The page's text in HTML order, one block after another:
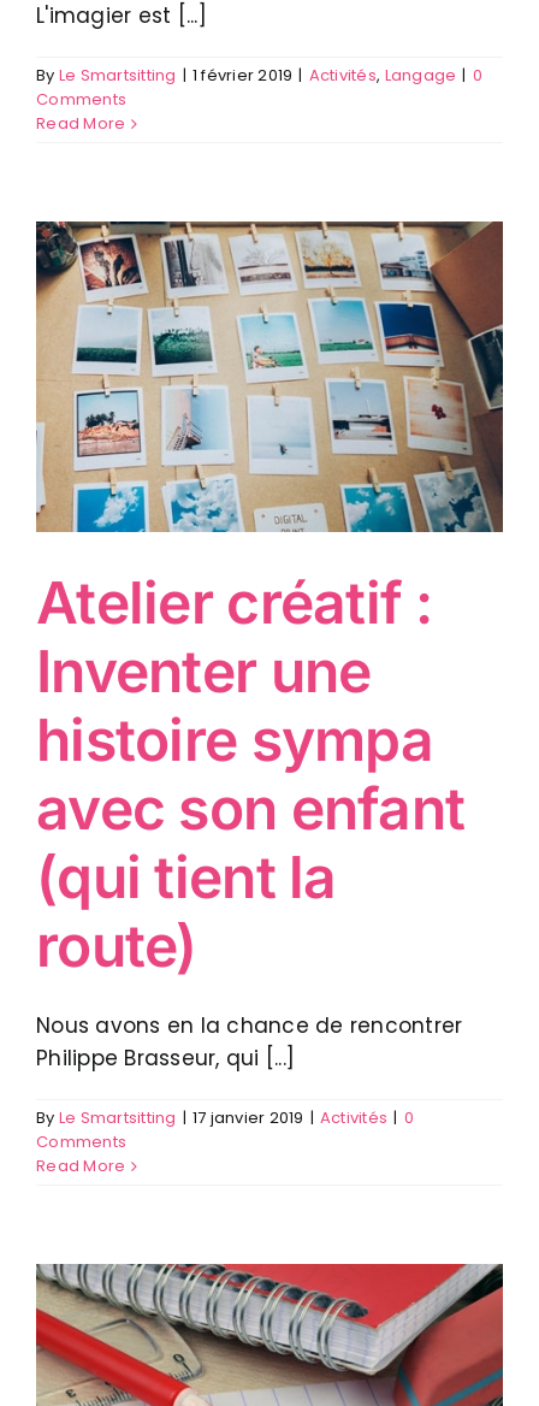
L'imagier est [...]
By Le Smartsitting | 1 février 2019 | Activités, Langage | 0
Comments
Read More
Atelier créatif :
Inventer une
histoire sympa
avec son enfant
(qui tient la
route)
Nous avons en la chance de rencontrer
Philippe Brasseur, qui [...]
By Le Smartsitting | 17 janvier 2019 | Activités | 0
Comments
Read More